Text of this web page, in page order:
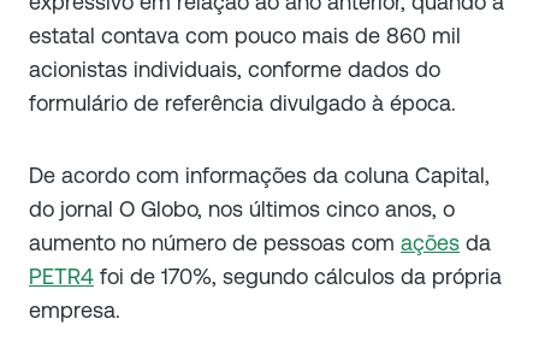
estatal contava com pouco mais de 860 mil
acionistas individuais, conforme dados do
formulário de referência divulgado à época.
De acordo com informações da coluna Capital,
do jornal O Globo, nos últimos cinco anos, o
aumento no número de pessoas com ações da
PETR4 foi de 170%, segundo cálculos da própria
empresa.